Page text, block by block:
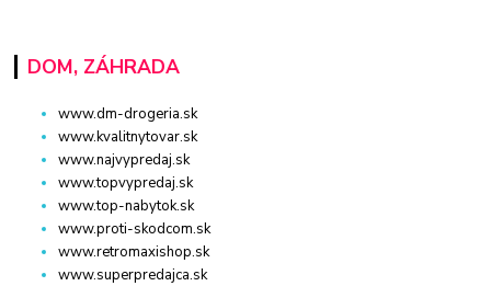
DOM, ZÁHRADA
www.dm-drogeria.sk
www.kvalitnytovar.sk
www.najvypredaj.sk
www.topvypredaj.sk
www.top-nabytok.sk
www.proti-skodcom.sk
www.retromaxishop.sk
www.superpredajca.sk